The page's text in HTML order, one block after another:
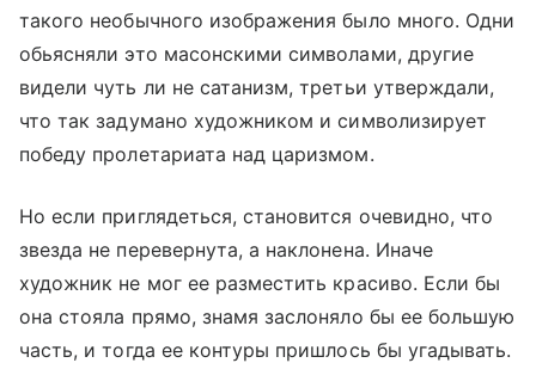
такого необычного изображения было много. Одни
обьясняли это масонскими символами, другие
видели чуть ли не сатанизм, третьи утверждали,
что так задумано художником и символизирует
победу пролетариата над царизмом.
Но если приглядеться, становится очевидно, что
звезда не перевернута, а наклонена. Иначе
художник не мог ее разместить красиво. Если бы
она стояла прямо, знамя заслоняло бы ее большую
часть, и тогда ее контуры пришлось бы угадывать.